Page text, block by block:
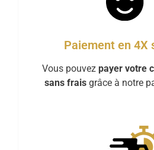
Paiement en 4X
Vous pouvez payer votre
sans frais grâce à notre